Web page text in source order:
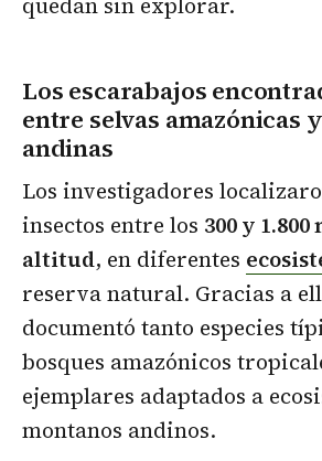
Los escarabajos
entre selvas amazónicas
andinas
Los investigadores
insectos entre los 300 y
altitud, en diferentes
reserva natural. Gracias a
documentó tanto especies
bosques amazónicos
ejemplares adaptados a
montanos andinos.